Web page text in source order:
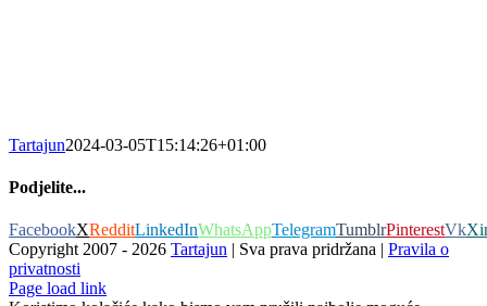
Tartajun2024-03-05T15:14:26+01:00
Podjelite...
FacebookXRedditLinkedInWhatsAppTelegramTumblrPinterestVk
Copyright 2007 - 2026 Tartajun | Sva prava pridržana | Pravila o
privatnosti
Page load link